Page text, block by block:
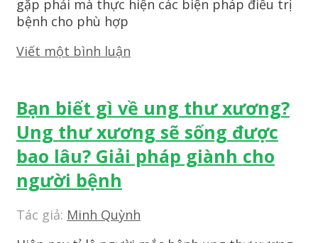
gặp phải mà thực hiện các biện pháp điều trị
bệnh cho phù hợp
Viết một bình luận
Bạn biết gì về ung thư xương?
Ung thư xương sẽ sống được
bao lâu? Giải pháp giành cho
người bệnh
Tác giả: Minh Quỳnh